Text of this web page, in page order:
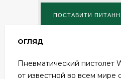
ОГЛЯД
Пневматический пистолет
от известной во всем